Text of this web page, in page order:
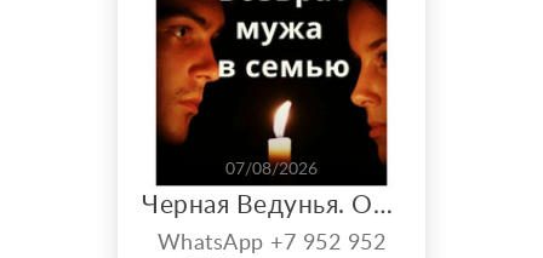
07/08/2026
Черная Ведунья. Опыт 35 лет. Сильнейшие обряды
WhatsApp +7 952 952